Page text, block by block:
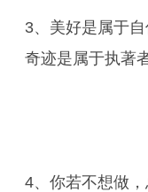
3、美好是属于
奇迹是属于执著
4、你若不想做